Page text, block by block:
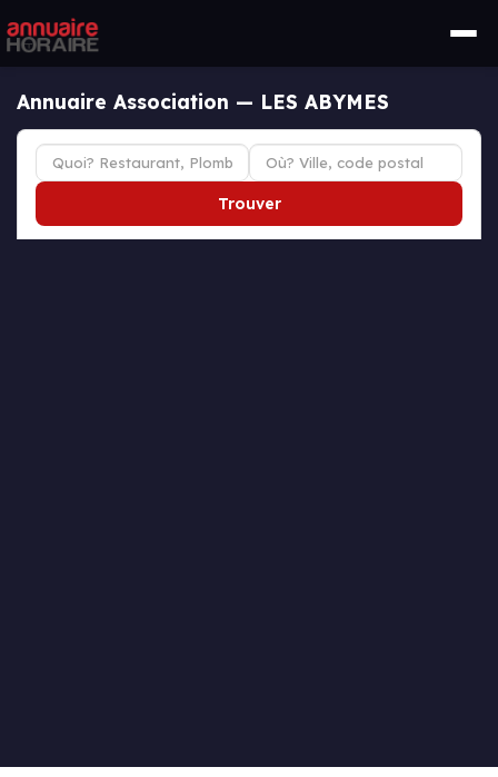
Annuaire Association — LES ABYMES
Trouver